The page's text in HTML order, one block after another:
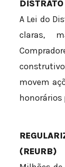
A Lei do
claras,
movem
honorários
(REURB)